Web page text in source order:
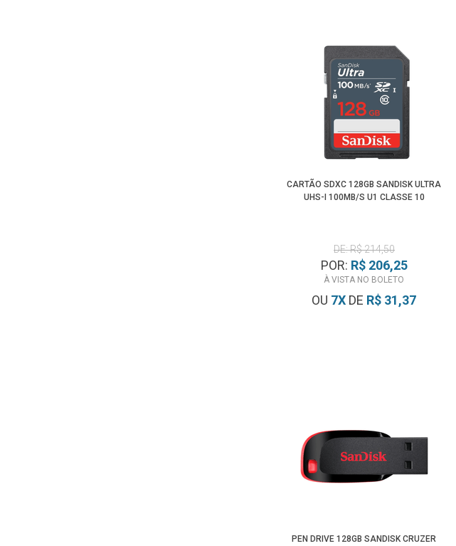
CARTÃO SDXC 128GB SANDISK ULTRA
UHS-I 100MB/S U1 CLASSE 10
DE: R$ 214,50
POR: R$ 206,25
À VISTA NO BOLETO
OU 7X DE R$ 31,37
PEN DRIVE 128GB SANDISK CRUZER